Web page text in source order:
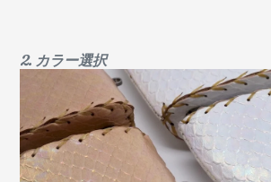
2. カラー選択